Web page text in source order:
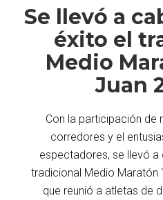
Se llevó a
éxito el
Medio
Juan
Con la participación de
corredores y el
espectadores, se llevó
tradicional Medio Maratón
que reunió a atletas de